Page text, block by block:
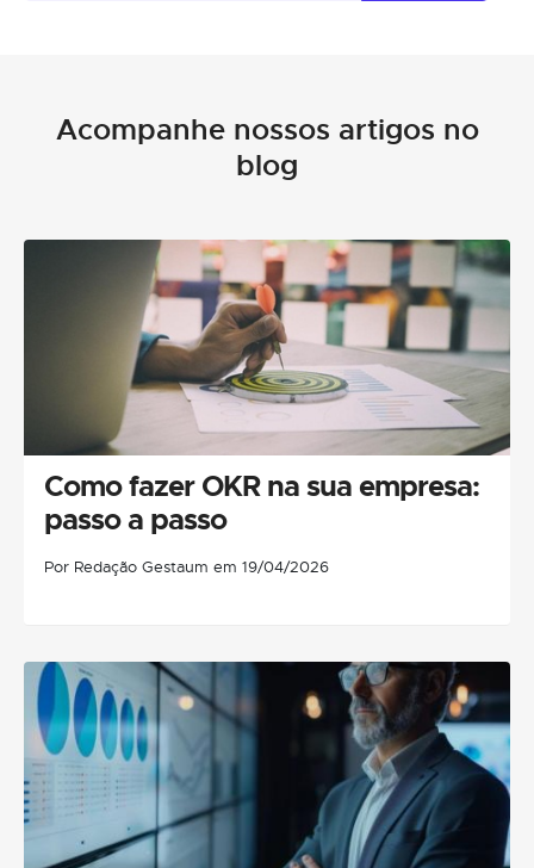
Acompanhe nossos artigos no
blog
Como fazer OKR na sua empresa:
passo a passo
Por Redação Gestaum em 19/04/2026